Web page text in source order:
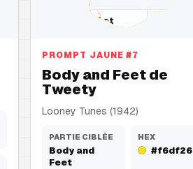
Body and Feet
PROMPT JAUNE #7
Body and Feet de
Tweety
Looney Tunes (1942)
PARTIE CIBLÉE
Body and
Feet
HEX
#f6df26